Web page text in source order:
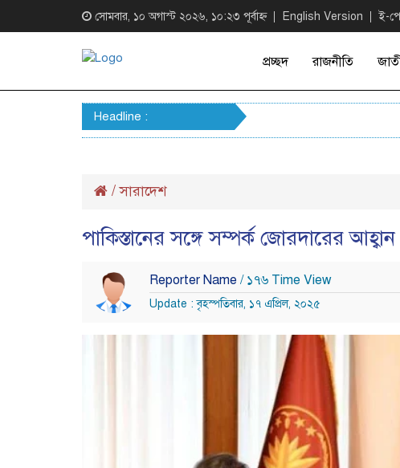
সোমবার, ১০ অগাস্ট ২০২৬, ১০:২৩ পূর্বাহ্ন English Version ই-
প্রচ্ছদ রাজনীতি
Headline :
/সারাদেশ
পাকিস্তানের সঙ্গে সম্পর্ক জোরদারের
Reporter Name / ১৭৬ Time View
Update : বৃহস্পতিবার, ১৭ এপ্রিল, ২০২৫